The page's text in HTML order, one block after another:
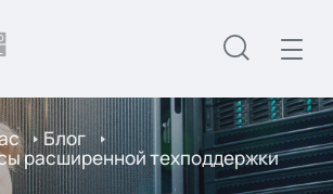
Блог
расширенной техподдержки